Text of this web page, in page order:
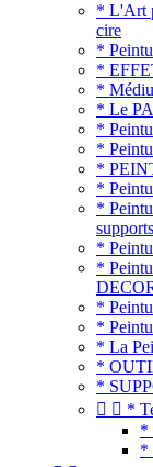
* L'Art
cire
*
*
*
* Le
*
*
*
*
*
supports
*
*
*
*
* La
*
*
  *
*
*